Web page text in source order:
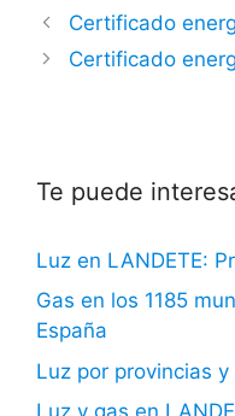
Certificado
Certificado
Te puede
Luz en LANDETE:
Gas en los 1185
España
Luz por provincias y